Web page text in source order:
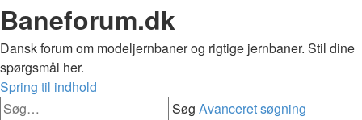
Baneforum.dk
Dansk forum om modeljernbaner og rigtige jernbaner. Stil dine
spørgsmål her.
Spring til indhold
Søg Avanceret søgning